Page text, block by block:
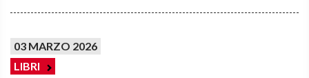
03 MARZO 2026
LIBRI